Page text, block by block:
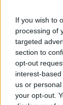
If you wish to
processing of
targeted
section to
opt-out
interest-
us or
your opt-out.
Szerzői